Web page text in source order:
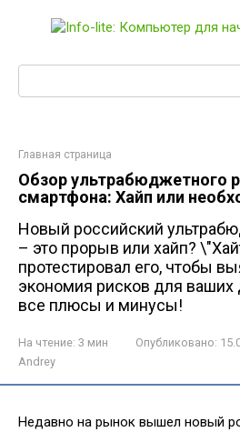
Главная страница
Обзор ультрабюджетного
смартфона: Хайп или
Новый российский
– это прорыв или хайп?
протестировал его, чтобы
экономия рисков для ваших
все плюсы и минусы!
На чтение: 3 мин Опубликовано:
Andrey
Недавно на рынок вышел новый